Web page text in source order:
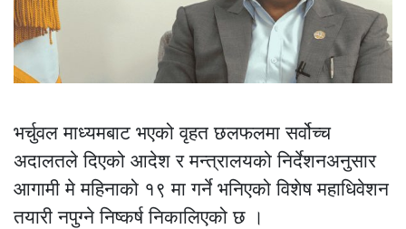
भर्चुवल माध्यमबाट भएको वृहत छलफलमा सर्वोच्च
अदालतले दिएको आदेश र मन्त्रालयको निर्देशनअनुसार
आगामी मे महिनाको १९ मा गर्ने भनिएको विशेष महाधिवेशन
तयारी नपुग्ने निष्कर्ष निकालिएको छ ।